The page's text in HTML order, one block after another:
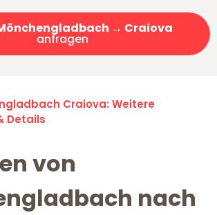
→ Craiova
anfragen
Craiova: Weitere
Details
von
nach